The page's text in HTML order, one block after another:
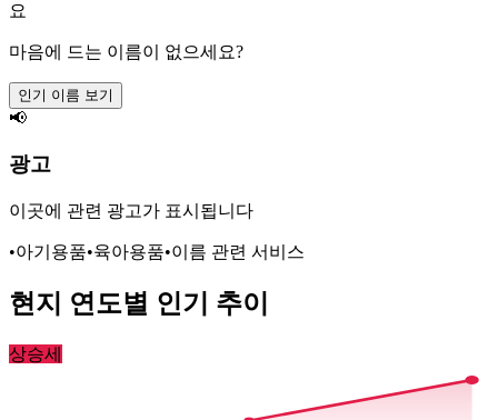
요
마음에 드는 이름이 없으세요?
인기 이름 보기
📢
광고
이곳에 관련 광고가 표시됩니다
•아기용품•육아용품•이름 관련 서비스
현지 연도별 인기 추이
상승세